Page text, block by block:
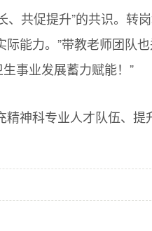
共促提升”的共识。转
能力。”带教老师团队
事业发展蓄力赋能！”
神科专业人才队伍、提